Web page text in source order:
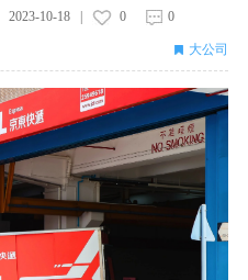
2023-10-18| 0 0
大公司